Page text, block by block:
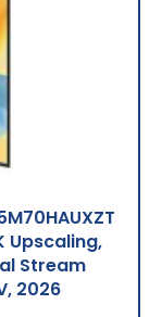
Upscaling,
Stream
2026